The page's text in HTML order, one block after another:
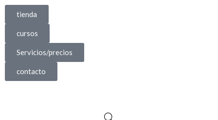
tienda
cursos
Servicios/precios
contacto